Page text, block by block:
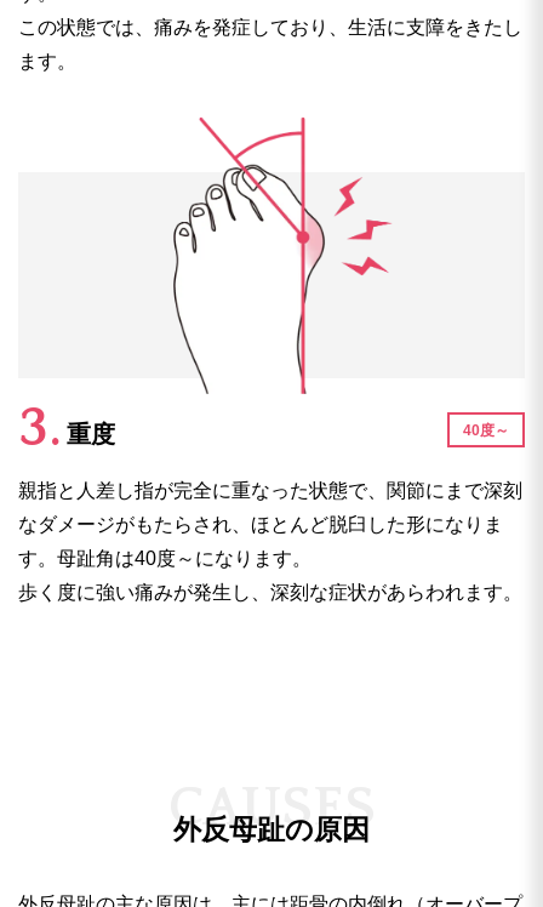
この状態では、痛みを発症しており、生活に支障をきたし
ます。
重度 40度～
親指と人差し指が完全に重なった状態で、関節にまで深刻
なダメージがもたらされ、ほとんど脱臼した形になりま
す。母趾角は40度～になります。
歩く度に強い痛みが発生し、深刻な症状があらわれます。
外反母趾の原因
CAUSES